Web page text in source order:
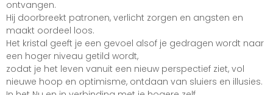
ontvangen.
Hij doorbreekt patronen, verlicht zorgen en angsten en
maakt oordeel loos.
Het kristal geeft je een gevoel alsof je gedragen wordt naar
een hoger niveau getild wordt,
zodat je het leven vanuit een nieuw perspectief ziet, vol
nieuwe hoop en optimisme, ontdaan van sluiers en illusies.